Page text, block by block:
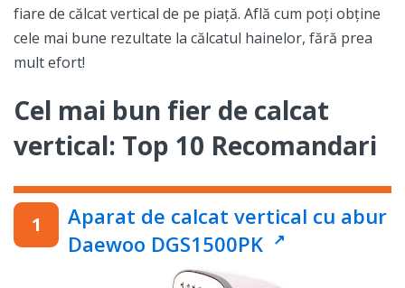
fiare de călcat vertical de pe piață. Află cum poți obține
cele mai bune rezultate la călcatul hainelor, fără prea
mult efort!
Cel mai bun fier de calcat
vertical: Top 10 Recomandari
Aparat de calcat vertical cu abur
Daewoo DGS1500PK